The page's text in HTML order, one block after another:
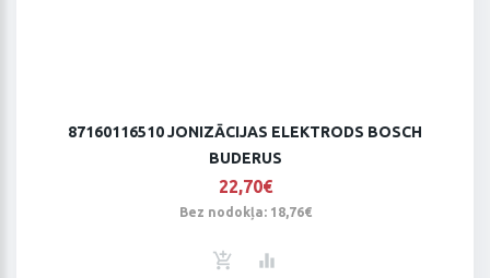
87160116510 JONIZĀCIJAS ELEKTRODS BOSCH
BUDERUS
22,70€
Bez nodokļa: 18,76€